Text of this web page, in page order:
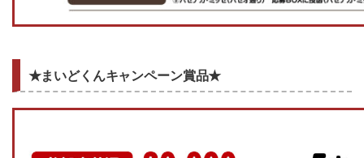
★まいどくんキャンペーン賞品★